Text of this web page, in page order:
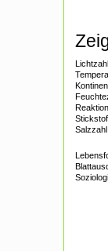
Lichtzahl
Salzzahl